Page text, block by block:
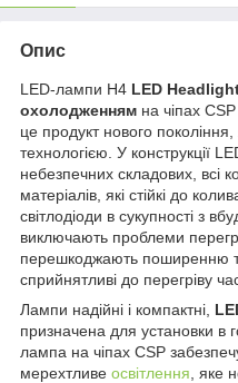
Опис
LED-лампи H4 LED
охолодженням на чіпах
це продукт нового
технологією. У конструкції
небезпечних складових, всі
матеріалів, які стійкі до
світлодіоди в сукупності з
виключають проблеми
перешкоджають поширенню
сприйнятливі до перегріву
Лампи надійні і компактні,
призначена для установки в
лампа на чіпах CSP
мерехтливе освітлення , яке